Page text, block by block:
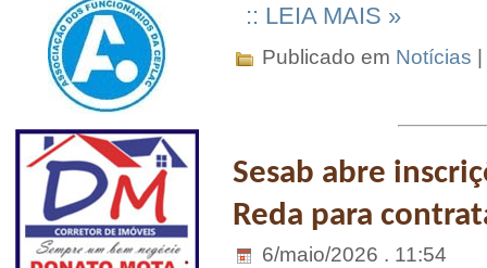
:: LEIA MAIS »
Publicado em Notícias |
Sesab abre
Reda para
6/maio/2026 . 11:54